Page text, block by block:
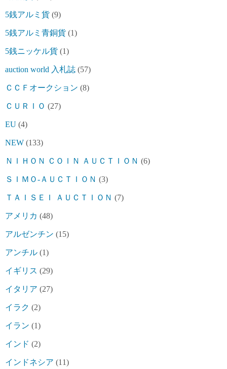
5銭アルミ貨 (9)
5銭アルミ青銅貨 (1)
5銭ニッケル貨 (1)
auction world 入札誌 (57)
ＣＣＦオークション (8)
ＣＵＲＩＯ (27)
EU (4)
NEW (133)
ＮＩＨＯＮ ＣＯＩＮ ＡＵＣＴＩＯＮ (6)
ＳＩＭＯ-ＡＵＣＴＩＯＮ (3)
ＴＡＩＳＥＩ ＡＵＣＴＩＯＮ (7)
アメリカ (48)
アルゼンチン (15)
アンチル (1)
イギリス (29)
イタリア (27)
イラク (2)
イラン (1)
インド (2)
インドネシア (11)